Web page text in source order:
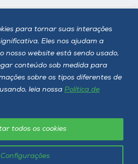
para tornar suas interações
Eles nos ajudam a
nosso website está sendo usado,
conteúdo sob medida para
sobre os tipos diferentes de
leia nossa Política de
Configurações
todos os cookies
reservados